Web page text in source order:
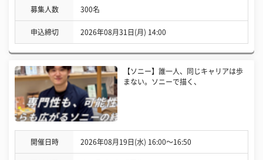
募集人数 300名
申込締切 2026年08月31日(月) 14:00
【ソニー】誰一人、同じキャリアは歩
まない。ソニーで描く、
開催日時 2026年08月19日(水) 16:00〜16:50